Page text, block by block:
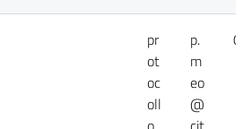
pr
ot
oc
oll
p.
m
eo
@